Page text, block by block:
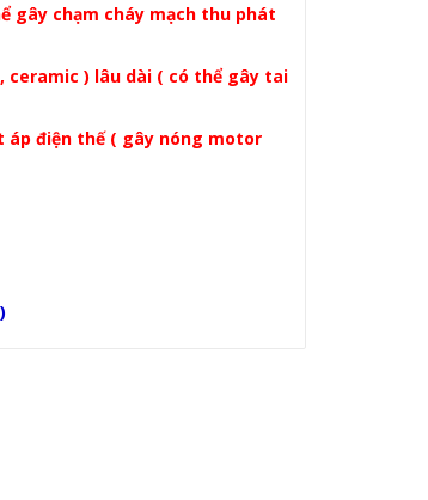
gây chạm cháy mạch thu phát
) lâu dài ( có thể gây tai
điện thế ( gây nóng motor